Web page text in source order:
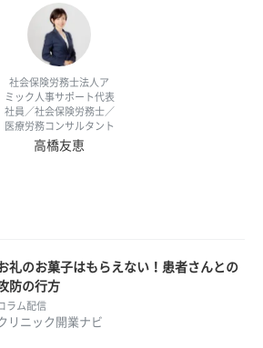
社会保険労務士法人ア
ミック人事サポート代表
社員／社会保険労務士／
医療労務コンサルタント
高橋友恵
礼のお菓子はもらえない！患者さんとの
防の行方
ラム配信
リニック開業ナビ